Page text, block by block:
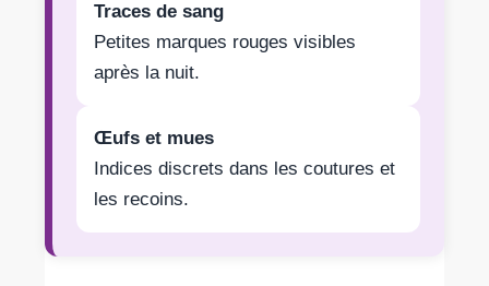
Traces de sang
Petites marques rouges visibles
après la nuit.
Œufs et mues
Indices discrets dans les coutures et
les recoins.